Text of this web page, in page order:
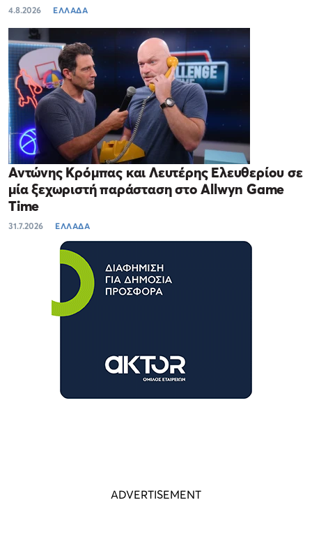
4.8.2026 ΕΛΛΑΔΑ
Αντώνης Κρόμπας και Λευτέρης Ελευθερίου σε
μία ξεχωριστή παράσταση στο Allwyn Game
Time
31.7.2026 ΕΛΛΑΔΑ